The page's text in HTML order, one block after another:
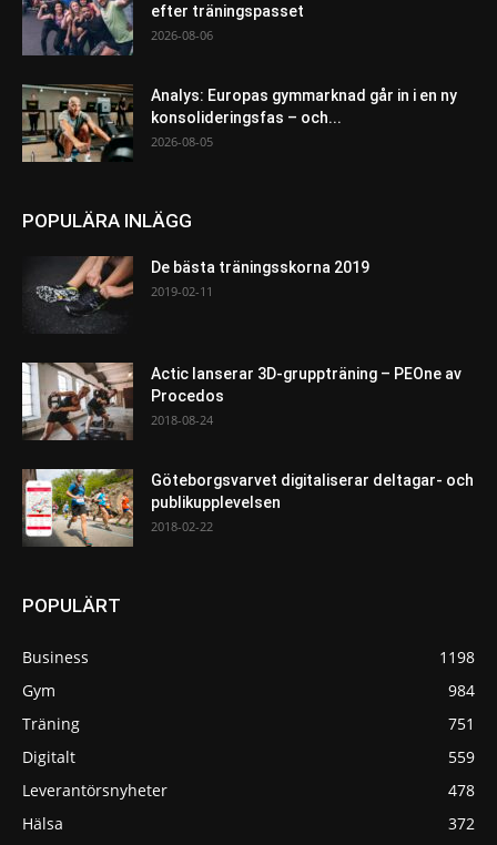
efter träningspasset
2026-08-06
Analys: Europas gymmarknad går in i en ny
konsolideringsfas – och...
2026-08-05
POPULÄRA INLÄGG
De bästa träningsskorna 2019
2019-02-11
Actic lanserar 3D-gruppträning – PEOne av
Procedos
2018-08-24
Göteborgsvarvet digitaliserar deltagar- och
publikupplevelsen
2018-02-22
POPULÄRT
Business
1198
Gym
984
Träning
751
Digitalt
559
Leverantörsnyheter
478
Hälsa
372